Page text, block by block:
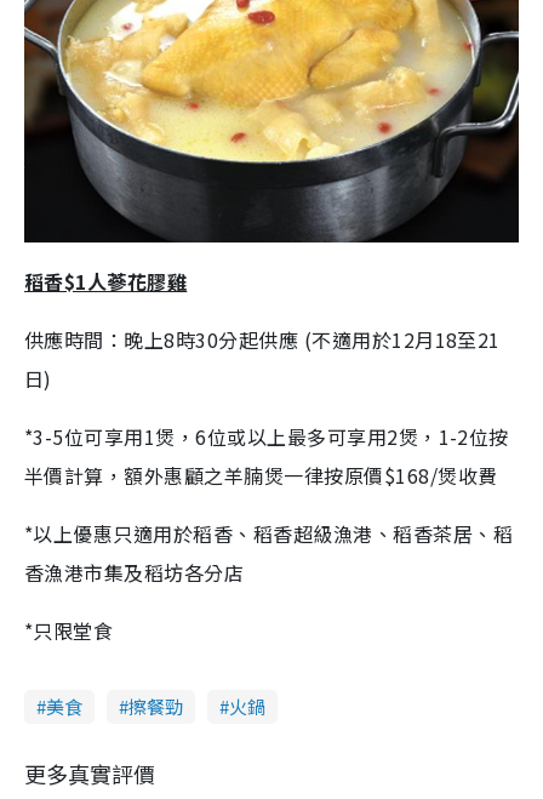
稻香$1人蔘花膠雞
供應時間：晚上8時30分起供應 (不適用於12月18至21
日)
*3-5位可享用1煲，6位或以上最多可享用2煲，1-2位按
半價計算，額外惠顧之羊腩煲一律按原價$168/煲收費
*以上優惠只適用於稻香、稻香超級漁港、稻香茶居、稻
香漁港市集及稻坊各分店
*只限堂食
美食 擦餐勁 火鍋
更多真實評價